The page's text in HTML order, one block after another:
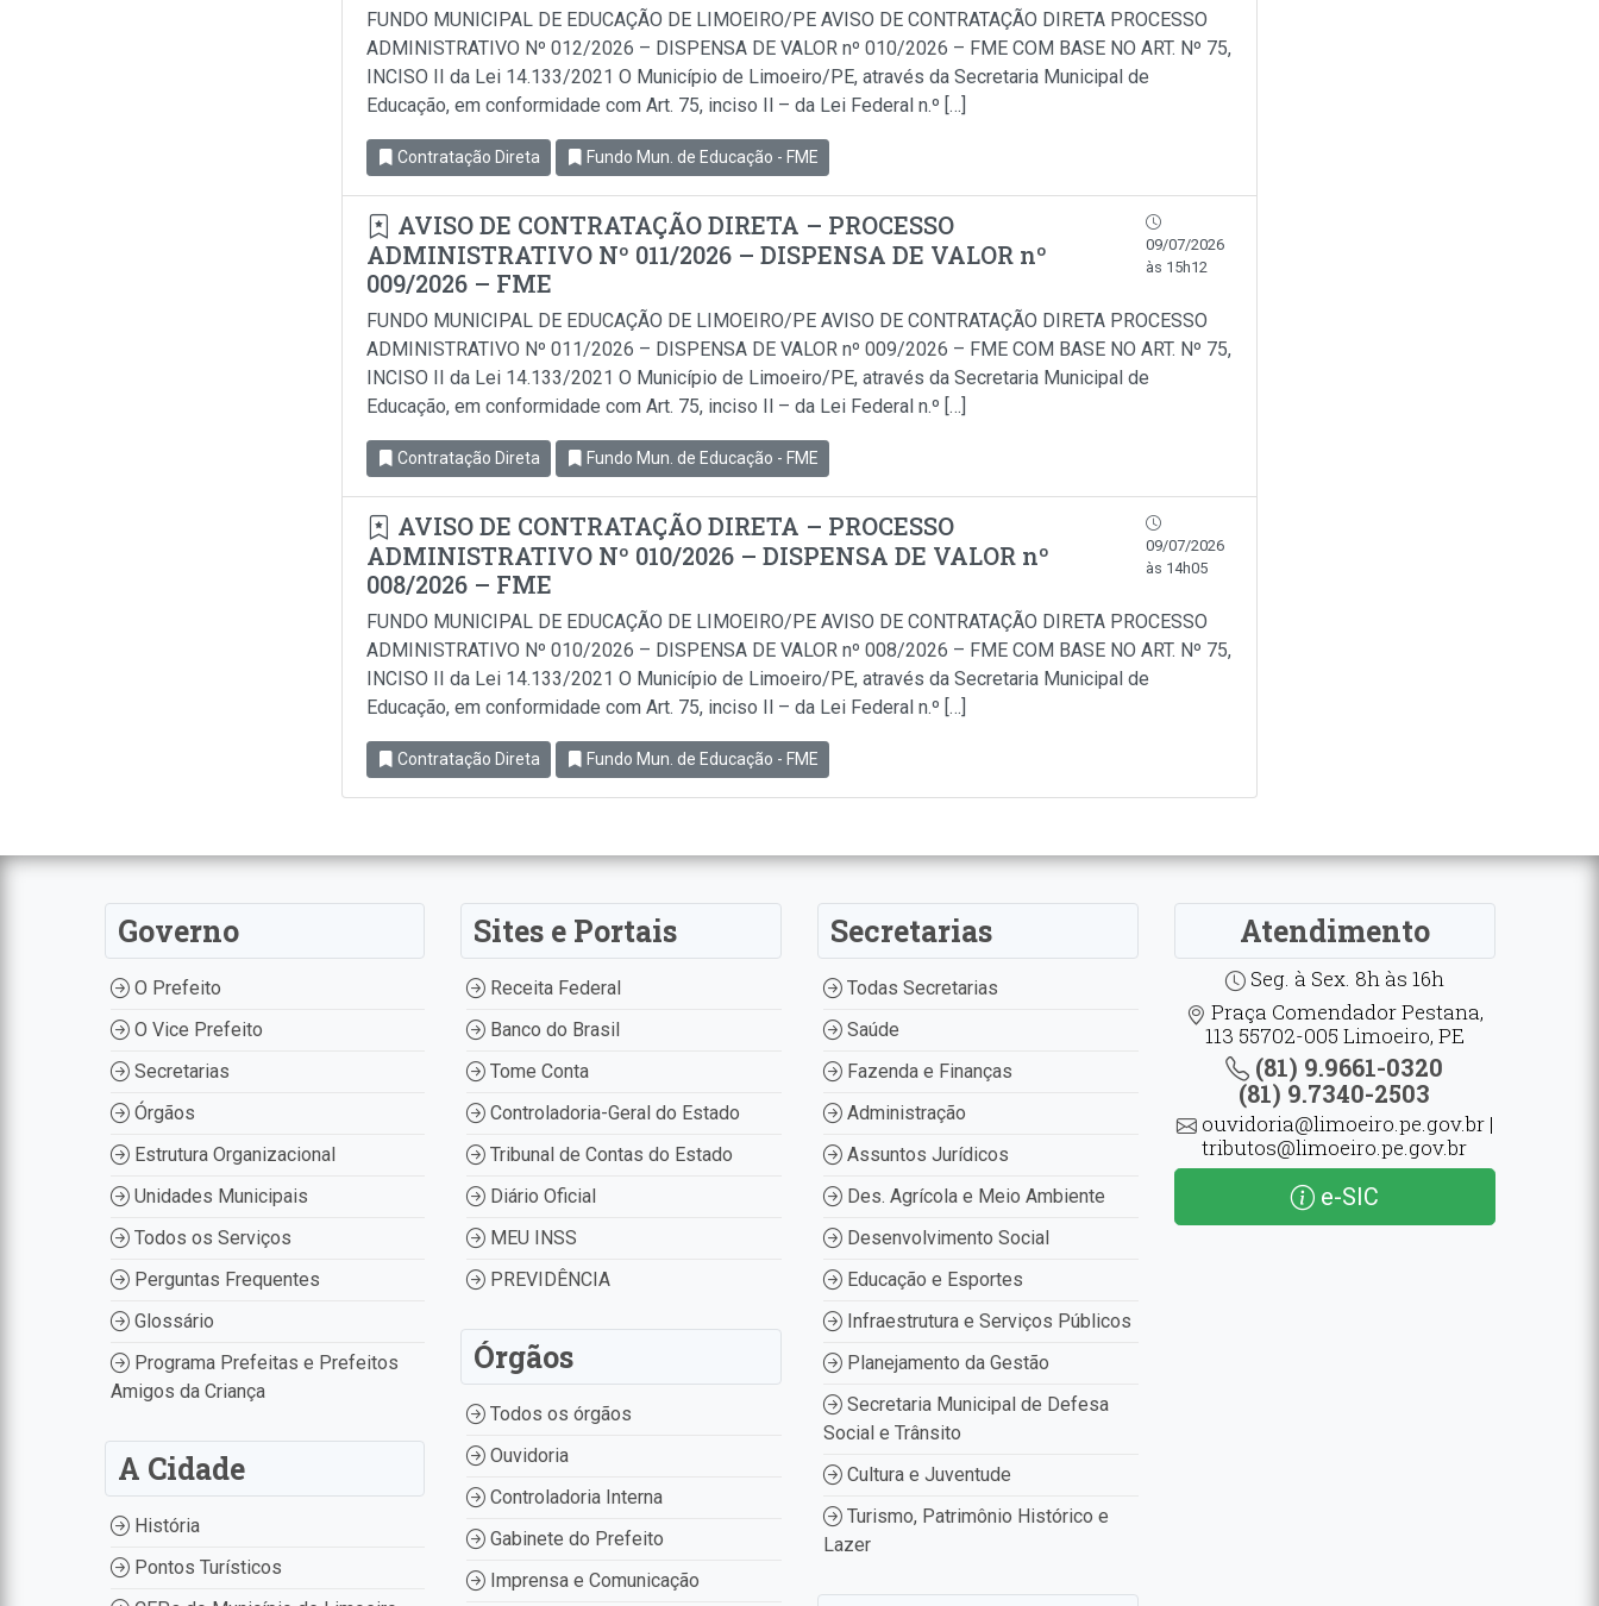
FUNDO MUNICIPAL DE EDUCAÇÃO DE LIMOEIRO/PE AVISO DE CONTRATAÇÃO DIRETA PROCESSO
ADMINISTRATIVO Nº 012/2026 – DISPENSA DE VALOR nº 010/2026 – FME COM BASE NO ART. Nº 75,
INCISO II da Lei 14.133/2021 O Município de Limoeiro/PE, através da Secretaria Municipal de
Educação, em conformidade com Art. 75, inciso Il – da Lei Federal n.º […]
Contratação Direta Fundo Mun. de Educação - FME
AVISO DE CONTRATAÇÃO DIRETA – PROCESSO
ADMINISTRATIVO Nº 011/2026 – DISPENSA DE VALOR nº
009/2026 – FME
09/07/2026
às 15h12
FUNDO MUNICIPAL DE EDUCAÇÃO DE LIMOEIRO/PE AVISO DE CONTRATAÇÃO DIRETA PROCESSO
ADMINISTRATIVO Nº 011/2026 – DISPENSA DE VALOR nº 009/2026 – FME COM BASE NO ART. Nº 75,
INCISO II da Lei 14.133/2021 O Município de Limoeiro/PE, através da Secretaria Municipal de
Educação, em conformidade com Art. 75, inciso Il – da Lei Federal n.º […]
Contratação Direta Fundo Mun. de Educação - FME
AVISO DE CONTRATAÇÃO DIRETA – PROCESSO
ADMINISTRATIVO Nº 010/2026 – DISPENSA DE VALOR nº
008/2026 – FME
09/07/2026
às 14h05
FUNDO MUNICIPAL DE EDUCAÇÃO DE LIMOEIRO/PE AVISO DE CONTRATAÇÃO DIRETA PROCESSO
ADMINISTRATIVO Nº 010/2026 – DISPENSA DE VALOR nº 008/2026 – FME COM BASE NO ART. Nº 75,
INCISO II da Lei 14.133/2021 O Município de Limoeiro/PE, através da Secretaria Municipal de
Educação, em conformidade com Art. 75, inciso Il – da Lei Federal n.º […]
Contratação Direta Fundo Mun. de Educação - FME
Governo
O Prefeito
O Vice Prefeito
Secretarias
Órgãos
Estrutura Organizacional
Unidades Municipais
Todos os Serviços
Perguntas Frequentes
Glossário
Programa Prefeitas e Prefeitos
Amigos da Criança
A Cidade
História
Pontos Turísticos
Sites e Portais
Receita Federal
Banco do Brasil
Tome Conta
Controladoria-Geral do Estado
Tribunal de Contas do Estado
Diário Oficial
MEU INSS
PREVIDÊNCIA
Órgãos
Todos os órgãos
Ouvidoria
Controladoria Interna
Gabinete do Prefeito
Imprensa e Comunicação
Secretarias
Todas Secretarias
Saúde
Fazenda e Finanças
Administração
Assuntos Jurídicos
Des. Agrícola e Meio Ambiente
Desenvolvimento Social
Educação e Esportes
Infraestrutura e Serviços Públicos
Planejamento da Gestão
Secretaria Municipal de Defesa
Social e Trânsito
Cultura e Juventude
Turismo, Patrimônio Histórico e
Lazer
Atendimento
Seg. à Sex. 8h às 16h
Praça Comendador Pestana,
113 55702-005 Limoeiro, PE
(81) 9.9661-0320
(81) 9.7340-2503
ouvidoria@limoeiro.pe.gov.br |
tributos@limoeiro.pe.gov.br
e-SIC